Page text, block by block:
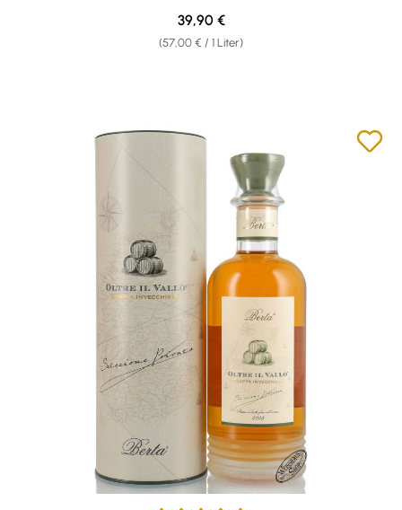
(57,00 € / 1 Liter)
Regulärer Preis:
39,90 €